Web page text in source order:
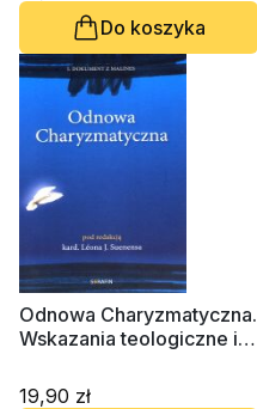
Do koszyka
Odnowa Charyzmatyczna.
Wskazania teologiczne i
19,90 zł